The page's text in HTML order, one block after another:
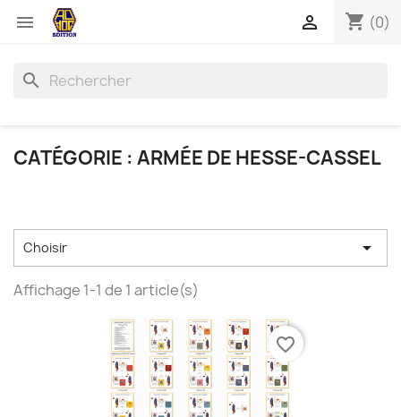
 shopping_cart (0)

search
CATÉGORIE : ARMÉE DE HESSE-CASSEL
Choisir 
Affichage 1-1 de 1 article(s)
favorite_border